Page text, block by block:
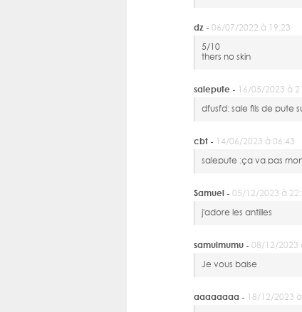
dz - 06/07/2022 à 19:23
5/10
thers no skin
salepute - 16/05/2023 à
dfusfd: sale fils de pute
cbt - 14/06/2023 à 06:43
salepute :ça va pas
Samuel - 05/12/2023 à
j'adore les antilles
samuimumu - 08/12/2023
Je vous baise
aaaaaaaa - 18/12/2023